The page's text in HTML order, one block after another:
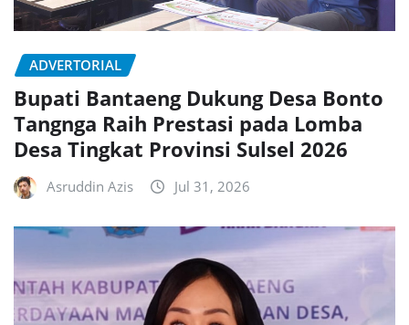
ADVERTORIAL
Bupati Bantaeng Dukung Desa Bonto
Tangnga Raih Prestasi pada Lomba
Desa Tingkat Provinsi Sulsel 2026
Asruddin Azis Jul 31, 2026